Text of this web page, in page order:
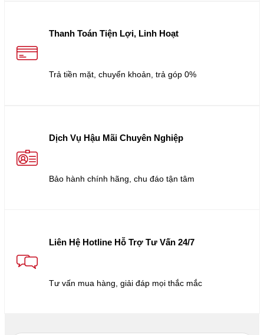
Thanh Toán Tiện Lợi, Linh Hoạt
Trả tiền mặt, chuyển khoản, trả góp 0%
Dịch Vụ Hậu Mãi Chuyên Nghiệp
Bảo hành chính hãng, chu đáo tận tâm
Liên Hệ Hotline Hỗ Trợ Tư Vấn 24/7
Tư vấn mua hàng, giải đáp mọi thắc mắc